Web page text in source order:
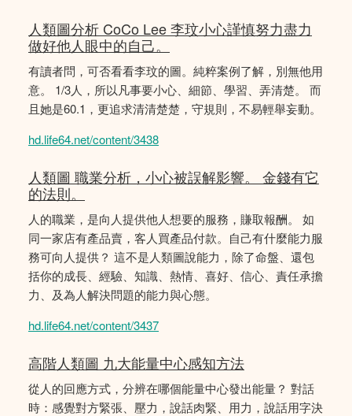
人類圖分析 CoCo Lee 李玟小心謹慎努力盡力
做好他人眼中的自己。
有讀者問，可否看看李玟的圖。純粹案例了解，別無他用
意。 1/3人，所以凡事要小心、細節、學習、弄清楚。 而
且她是60.1，更追求清清楚楚，守規則，不易輕舉妄動。
hd.life64.net/content/3438
人類圖 職業分析，小心被誤解影響。 金錢有它
的法則。
人的職業，是向人提供他人想要的服務，賺取報酬。 如
同一家店有產品賣，客人買產品付款。自己有什麼能力服
務可向人提供？ 這不是人類圖說能力，除了命盤、還包
括你的成長、經驗、知識、熱情、喜好、信心、責任承擔
力、及為人解決問題的能力與心態。
hd.life64.net/content/3437
高階人類圖 九大能量中心感知方法
從人的回應方式，分辨在哪個能量中心發出能量？ 對話
時：感覺對方緊張、壓力，說話肉緊、用力，說話用字決